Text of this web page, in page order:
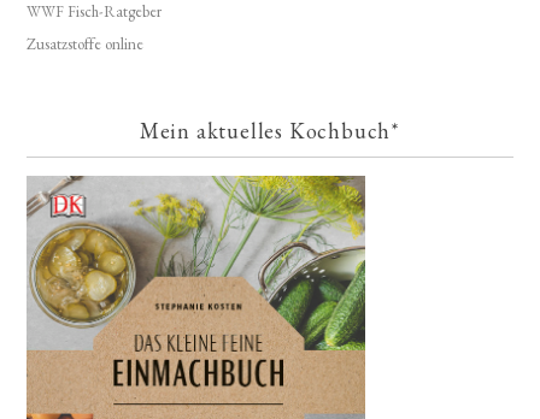
WWF Fisch-Ratgeber
Zusatzstoffe online
Mein aktuelles Kochbuch*